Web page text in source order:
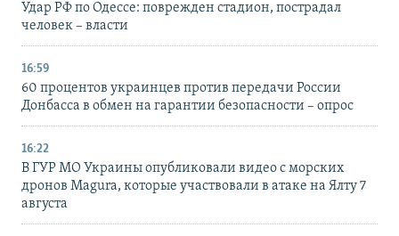
Удар РФ по Одессе: поврежден стадион, пострадал
человек – власти
16:59
60 процентов украинцев против передачи России
Донбасса в обмен на гарантии безопасности – опрос
16:22
В ГУР МО Украины опубликовали видео с морских
дронов Magura, которые участвовали в атаке на Ялту 7
августа